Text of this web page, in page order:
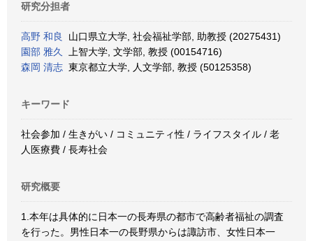
研究分担者
高野 和良
山口県立大学, 社会福祉学部, 助教授 (20275431)
園部 雅久
上智大学, 文学部, 教授 (00154716)
森岡 清志 東京都立大学, 人文学部, 教授 (50125358)
キーワード
社会参加 / 生きがい / コミュニティ性 / ライフスタイル / 老
人医療費 / 長寿社会
研究概要
1.本年は具体的に日本一の長寿県の都市で高齢者福祉の調査
を行った。男性日本一の長野県からは諏訪市、女性日本一